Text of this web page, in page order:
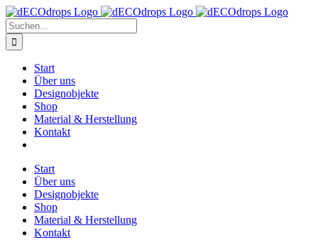
Zum
Inhalt
springen
Suche
nach:
Start
Über uns
Designobjekte
Shop
Material & Herstellung
Kontakt
Start
Über uns
Designobjekte
Shop
Material & Herstellung
Kontakt